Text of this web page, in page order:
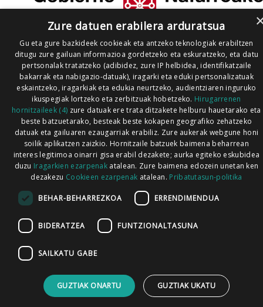
Zure datuen erabilera arduratsua
Gu eta gure bazkideek cookieak eta antzeko teknologiak erabiltzen
ditugu zure gailuan informazioa gordetzeko eta eskuratzeko, eta datu
pertsonalak tratatzeko (adibidez, zure IP helbidea, identifikatzaile
bakarrak eta nabigazio-datuak), iragarki eta eduki pertsonalizatuak
eskaintzeko, iragarkiak eta edukia neurtzeko, audientziaren inguruko
ikuspegiak lortzeko eta zerbitzuak hobetzeko. Hirugarrenen
hornitzaileek (4) zure datuak ere trata ditzakete helburu hauetarako eta
beste batzuetarako, besteak beste kokapen geografiko zehatzeko
datuak eta gailuaren ezaugarriak erabiliz. Zure aukerak webgune honi
soilik aplikatzen zaizkio. Hornitzaile batzuek baimena beharrean
interes legitimoa oinarri gisa erabil dezakete; aurka egiteko eskubidea
duzu Iragarkien ezarpenak atalean. Zure baimena edozein unetan ken
dezakezu Cookieen ezarpenak atalean. Pribatutasun-politika
BEHAR-BEHARREZKOA ERRENDIMENDUA
BIDERATZEA FUNTZIONALTASUNA
SAILKATU GABE
GUZTIAK ONARTU GUZTIAK UKATU